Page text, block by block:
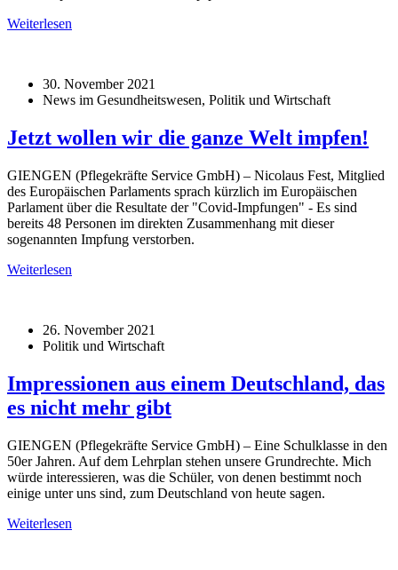
Weiterlesen
30. November 2021
News im Gesundheitswesen, Politik und Wirtschaft
Jetzt wollen wir die ganze Welt impfen!
GIENGEN (Pflegekräfte Service GmbH) – Nicolaus Fest, Mitglied
des Europäischen Parlaments sprach kürzlich im Europäischen
Parlament über die Resultate der "Covid-Impfungen" - Es sind
bereits 48 Personen im direkten Zusammenhang mit dieser
sogenannten Impfung verstorben.
Weiterlesen
26. November 2021
Politik und Wirtschaft
Impressionen aus einem Deutschland, das
es nicht mehr gibt
GIENGEN (Pflegekräfte Service GmbH) – Eine Schulklasse in den
50er Jahren. Auf dem Lehrplan stehen unsere Grundrechte. Mich
würde interessieren, was die Schüler, von denen bestimmt noch
einige unter uns sind, zum Deutschland von heute sagen.
Weiterlesen